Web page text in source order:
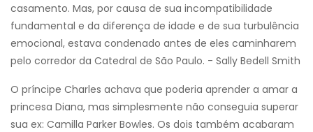
casamento. Mas, por causa de sua incompatibilidade
fundamental e da diferença de idade e de sua turbulência
emocional, estava condenado antes de eles caminharem
pelo corredor da Catedral de São Paulo. - Sally Bedell Smith
O príncipe Charles achava que poderia aprender a amar a
princesa Diana, mas simplesmente não conseguia superar
sua ex: Camilla Parker Bowles. Os dois também acabaram